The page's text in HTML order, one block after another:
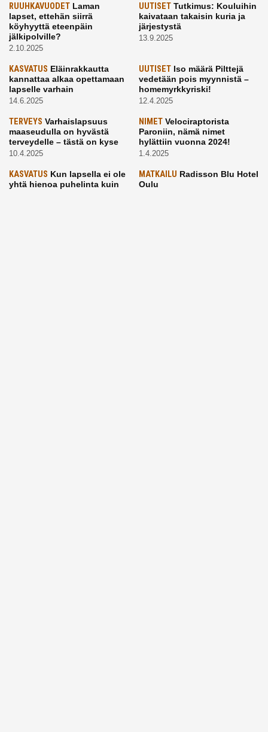
RUUHKAVUODET Laman
lapset, ettehän siirrä
köyhyyttä eteenpäin
jälkipolville?
2.10.2025
UUTISETTutkimus: Kouluihin
kaivataan takaisin kuria ja
järjestystä
13.9.2025
KASVATUS Eläinrakkautta
kannattaa alkaa opettamaan
lapselle varhain
14.6.2025
UUTISETIso määrä Pilttejä
vedetään pois myynnistä –
homemyrkkyriski!
12.4.2025
TERVEYS Varhaislapsuus
maaseudulla on hyvästä
terveydelle – tästä on kyse
10.4.2025
NIMETVelociraptorista
Paroniin, nämä nimet
hylättiin vuonna 2024!
1.4.2025
KASVATUS Kun lapsella ei ole
yhtä hienoa puhelinta kuin
MATKAILU Radisson Blu Hotel
Oulu